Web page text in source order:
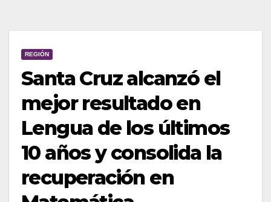
REGIÓN
Santa Cruz alcanzó el
mejor resultado en
Lengua de los últimos
10 años y consolida la
recuperación en